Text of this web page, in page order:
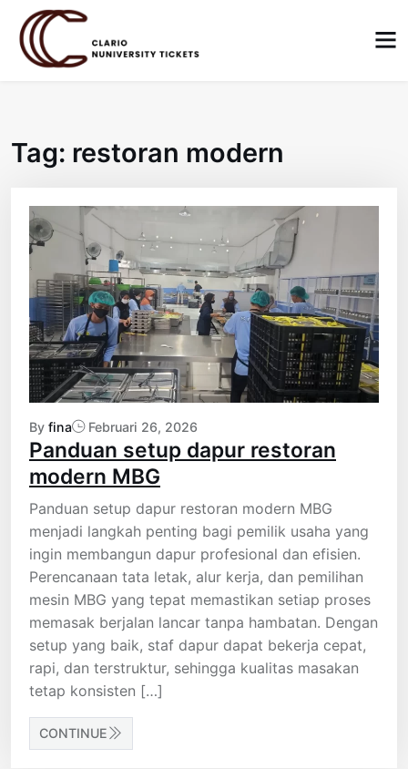
content
Tag: restoran modern
By fina Februari 26, 2026
Panduan setup dapur restoran
modern MBG
Panduan setup dapur restoran modern MBG
menjadi langkah penting bagi pemilik usaha yang
ingin membangun dapur profesional dan efisien.
Perencanaan tata letak, alur kerja, dan pemilihan
mesin MBG yang tepat memastikan setiap proses
memasak berjalan lancar tanpa hambatan. Dengan
setup yang baik, staf dapur dapat bekerja cepat,
rapi, dan terstruktur, sehingga kualitas masakan
tetap konsisten […]
CONTINUE